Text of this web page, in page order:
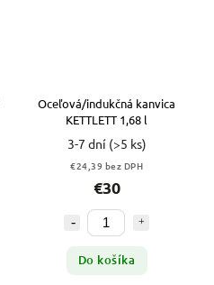
Oceľová/indukčná kanvica
KETTLETT 1,68 l
3-7 dní (>5 ks)
€24,39 bez DPH
€30
Do košíka